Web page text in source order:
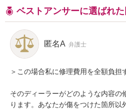
ベストアンサーに選ばれ
匿名A 弁護士
＞この場合私に修理費用を全額負担
そのディーラーがどのような内容の
ります。あなたが傷をつけた箇所以